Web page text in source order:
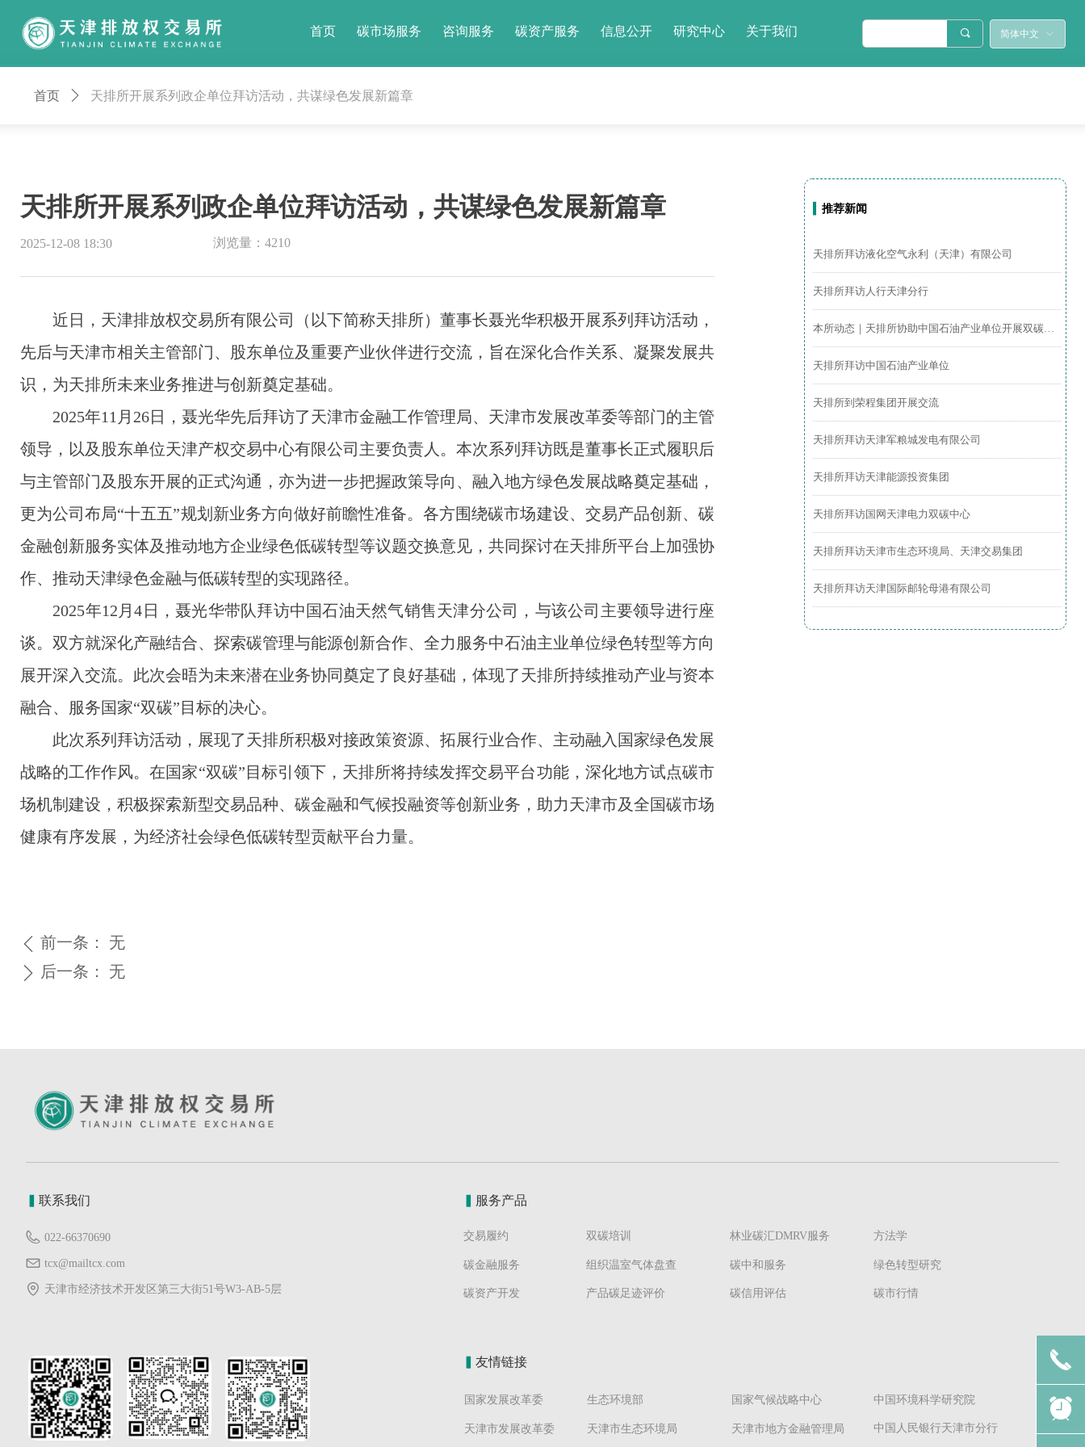
首页 碳市场服务 咨询服务 碳资产服务 信息公开 研究中心 关于我们 ꀅ
简体中文
끠
天排所开展系列政企单位拜访活动，共谋绿色发展新篇章
近日，天津排放权交易所有限公司（以下简称天排所）董事长聂光华积极开展系列拜访活动，
先后与天津市相关主管部门、股东单位及重要产业伙伴进行交流，旨在深化合作关系、凝聚发展共
识，为天排所未来业务推进与创新奠定基础。
2025年11月26日，聂光华先后拜访了天津市金融工作管理局、天津市发展改革委等部门的主管
领导，以及股东单位天津产权交易中心有限公司主要负责人。本次系列拜访既是董事长正式履职后
与主管部门及股东开展的正式沟通，亦为进一步把握政策导向、融入地方绿色发展战略奠定基础，
更为公司布局“十五五”规划新业务方向做好前瞻性准备。各方围绕碳市场建设、交易产品创新、碳
金融创新服务实体及推动地方企业绿色低碳转型等议题交换意见，共同探讨在天排所平台上加强协
作、推动天津绿色金融与低碳转型的实现路径。
2025年12月4日，聂光华带队拜访中国石油天然气销售天津分公司，与该公司主要领导进行座
谈。双方就深化产融结合、探索碳管理与能源创新合作、全力服务中石油主业单位绿色转型等方向
展开深入交流。此次会晤为未来潜在业务协同奠定了良好基础，体现了天排所持续推动产业与资本
融合、服务国家“双碳”目标的决心。
此次系列拜访活动，展现了天排所积极对接政策资源、拓展行业合作、主动融入国家绿色发展
战略的工作作风。在国家“双碳”目标引领下，天排所将持续发挥交易平台功能，深化地方试点碳市
场机制建设，积极探索新型交易品种、碳金融和气候投融资等创新业务，助力天津市及全国碳市场
健康有序发展，为经济社会绿色低碳转型贡献平台力量。
ꄴ 前一条： 无
ꄲ 后一条： 无
2025-12-08 18:30 浏览量： 4210
首页 ꄲ 天排所开展系列政企单位拜访活动，共谋绿色发展新篇章
天排所拜访液化空气永利（天津）有限公司
天排所拜访人行天津分行
本所动态｜天排所协助中国石油产业单位开展双碳培训
天排所拜访中国石油产业单位
天排所到荣程集团开展交流
天排所拜访天津军粮城发电有限公司
天排所拜访天津能源投资集团
天排所拜访国网天津电力双碳中心
天排所拜访天津市生态环境局、天津交易集团
天排所拜访天津国际邮轮母港有限公司
推荐新闻
联系我们
022-66370690
tcx@mailtcx.com
天津市经济技术开发区第三大街51号W3-AB-5层
服务产品
交易履约
碳金融服务
碳资产开发
林业碳汇DMRV服务
碳中和服务
碳信用评估
双碳培训
组织温室气体盘查
产品碳足迹评价
方法学
绿色转型研究
碳市行情
友情链接
国家发展改革委
天津市发展改革委
生态环境部
天津市生态环境局
国家气候战略中心
天津市地方金融管理局
中国环境科学研究院
中国人民银行天津市分行
끅
뀥